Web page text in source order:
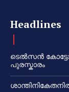
Headlines
ടെൽസൻ
പുരസ്കാരം